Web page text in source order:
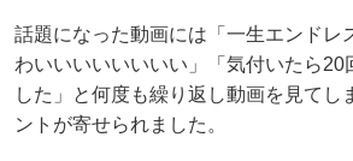
話題になった動画には「一生エンドレ
わいいいいいいいい」「気付いたら20
した」と何度も繰り返し動画を見てし
ントが寄せられました。